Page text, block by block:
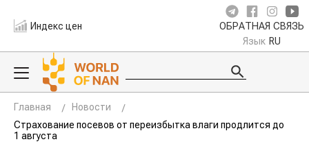
Индекс цен ОБРАТНАЯ СВЯЗЬ
Язык RU
Главная
Новости
Страхование посевов от переизбытка влаги продлится до
1 августа